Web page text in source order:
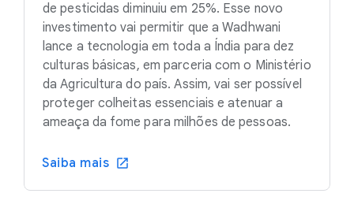
de pesticidas diminuiu em 25%. Esse novo
investimento vai permitir que a Wadhwani
lance a tecnologia em toda a Índia para dez
culturas básicas, em parceria com o Ministério
da Agricultura do país. Assim, vai ser possível
proteger colheitas essenciais e atenuar a
ameaça da fome para milhões de pessoas.
Saiba mais